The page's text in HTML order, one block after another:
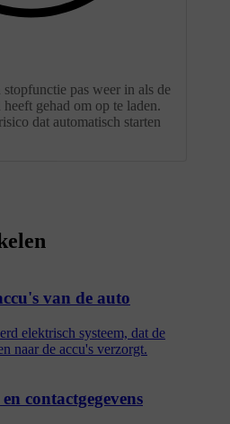
stopfunctie pas weer in als de
gehad om op te laden.
dat automatisch starten
van de auto
elektrisch systeem, dat de
naar de accu's verzorgt.
contactgegevens